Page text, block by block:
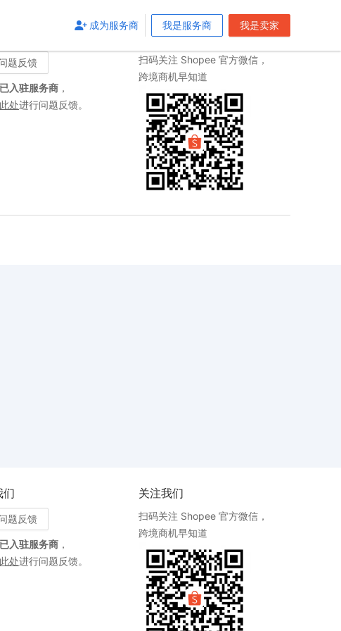
成为服务商 我是服务商 我是卖家
成为服务商 我是服务商 我是卖家
抱歉，26s后将会自动返回
首页
题反馈
已入驻服务商 ，
处进行问题反馈。
关注我们
扫码关注 Shopee 官方微信，
跨境商机早知道
们
题反馈
已入驻服务商 ，
处进行问题反馈。
关注我们
扫码关注 Shopee 官方微信，
跨境商机早知道